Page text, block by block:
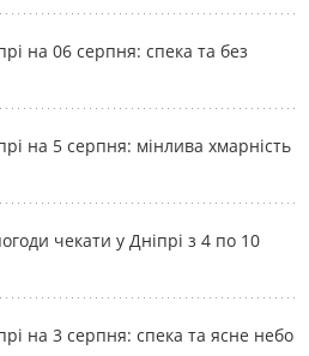
на 06 серпня: спека та без
на 5 серпня: мінлива хмарність
чекати у Дніпрі з 4 по 10
на 3 серпня: спека та ясне небо